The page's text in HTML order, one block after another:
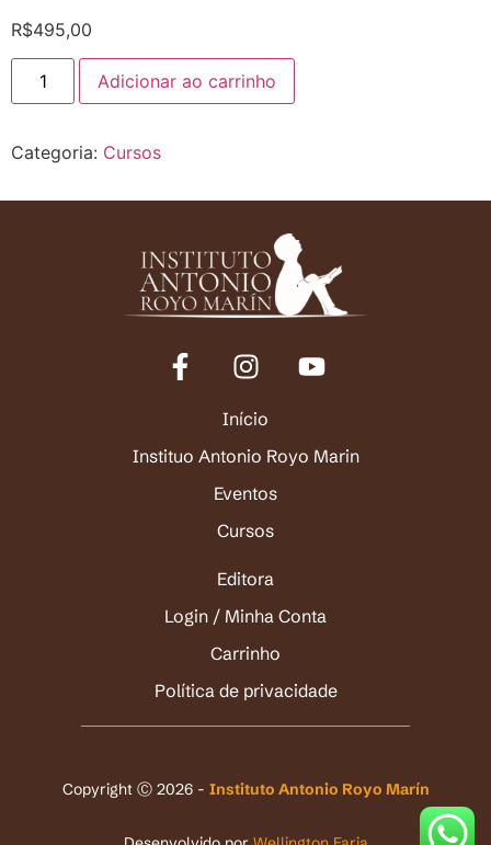
R$495,00
Adicionar ao carrinho
Categoria: Cursos
Início
Instituo Antonio Royo Marin
Eventos
Cursos
Editora
Login / Minha Conta
Carrinho
Política de privacidade
Copyright Ⓒ 2026 - Instituto Antonio Royo Marín